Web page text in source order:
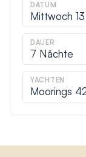
DATUM
Mittwoch
DAUER
7 Nächte
YACHTEN
Moorings